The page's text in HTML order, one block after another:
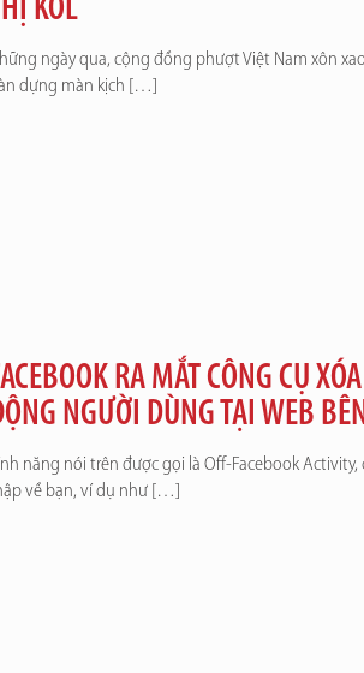
KOL
ngày qua, cộng đồng phượt Việt Nam xôn
dựng màn kịch […]
RA MẮT CÔNG CỤ
NGƯỜI DÙNG TẠI WEB
năng nói trên được gọi là Off-Facebook
về bạn, ví dụ như[…]